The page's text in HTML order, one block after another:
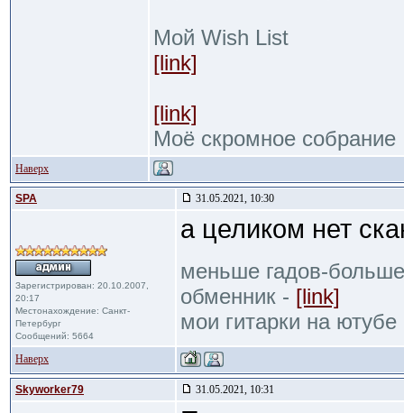
Мой Wish List
[link]
[link]
Моё скромное собрание
Наверх
SPA 31.05.2021, 10:30
Зарегистрирован: 20.10.2007,
20:17
Местонахождение: Санкт-
Петербург
Сообщений: 5664
а целиком нет
меньше гадов-
обменник - [link]
мои гитарки на
Наверх
Skyworker79 31.05.2021, 10:31